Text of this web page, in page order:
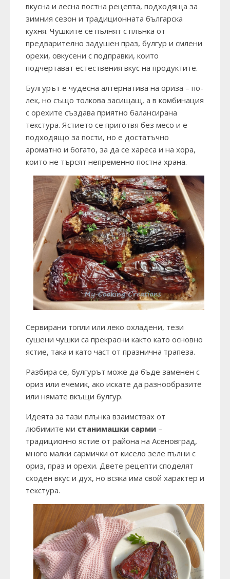
вкусна и лесна постна рецепта, подходяща за
зимния сезон и традиционната българска
кухня. Чушките се пълнят с плънка от
предварително задушен праз, булгур и смлени
орехи, овкусени с подправки, които
подчертават естествения вкус на продуктите.
Булгурът е чудесна алтернатива на ориза – по-
лек, но също толкова засищащ, а в комбинация
с орехите създава приятно балансирана
текстура. Ястието се приготвя без месо и е
подходящо за пости, но е достатъчно
ароматно и богато, за да се хареса и на хора,
които не търсят непременно постна храна.
Сервирани топли или леко охладени, тези
сушени чушки са прекрасни както като основно
ястие, така и като част от празнична трапеза.
Разбира се, булгурът може да бъде заменен с
ориз или ечемик, ако искате да разнообразите
или нямате вкъщи булгур.
Идеята за тази плънка взаимствах от
любимите ми станимашки сарми –
традиционно ястие от района на Асеновград,
много малки сармички от кисело зеле пълни с
ориз, праз и орехи. Двете рецепти споделят
сходен вкус и дух, но всяка има свой характер и
текстура.